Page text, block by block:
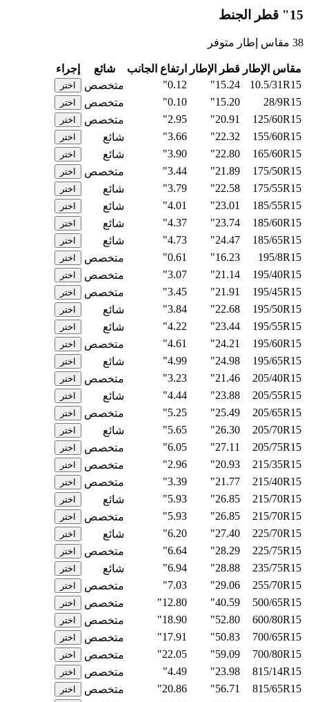
15" قطر الجنط
38 مقاس إطار متوفر
مقاس الإطار قطر الإطار ارتفاع الجانب شائع
إجراء
10.5/31R15
15.24"
0.12" متخصص اختر
28/9R15
15.20"
0.10" متخصص اختر
125/60R15
20.91"
2.95" متخصص اختر
155/60R15
22.32"
3.66" شائع اختر
165/60R15
22.80"
3.90" شائع اختر
175/50R15
21.89"
3.44" متخصص اختر
175/55R15
22.58"
3.79" شائع اختر
185/55R15
23.01"
4.01" شائع اختر
185/60R15
23.74"
4.37" شائع اختر
185/65R15
24.47"
4.73" شائع اختر
195/8R15
16.23"
0.61" متخصص اختر
195/40R15
21.14"
3.07" متخصص اختر
195/45R15
21.91"
3.45" متخصص اختر
195/50R15
22.68"
3.84" شائع اختر
195/55R15
23.44"
4.22" شائع اختر
195/60R15
24.21"
4.61" متخصص اختر
195/65R15
24.98"
4.99" شائع اختر
205/40R15
21.46"
3.23" متخصص اختر
205/55R15
23.88"
4.44" شائع اختر
205/65R15
25.49"
5.25" متخصص اختر
205/70R15
26.30"
5.65" شائع اختر
205/75R15
27.11"
6.05" متخصص اختر
215/35R15
20.93"
2.96" متخصص اختر
215/40R15
21.77"
3.39" متخصص اختر
215/70R15
26.85"
5.93" شائع اختر
215/70R15
26.85"
5.93" متخصص اختر
225/70R15
27.40"
6.20" شائع اختر
225/75R15
28.29"
6.64" متخصص اختر
235/75R15
28.88"
6.94" شائع اختر
255/70R15
29.06"
7.03" متخصص اختر
500/65R15
40.59"
12.80" متخصص اختر
600/80R15
52.80"
18.90" متخصص اختر
700/65R15
50.83"
17.91" متخصص اختر
700/80R15
59.09"
22.05" متخصص اختر
815/14R15
23.98"
4.49" متخصص اختر
815/65R15
56.71"
20.86" متخصص اختر